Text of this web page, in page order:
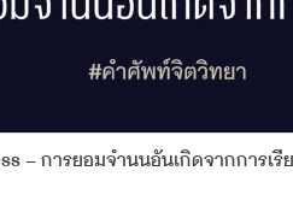
– การยอมจำนนอันเกิดจากการเรี